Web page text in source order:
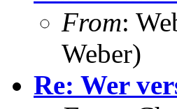
From:
Weber)
Re: Wer